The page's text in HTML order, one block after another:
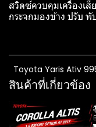
สวิตซ์ควบคุมเครื่องเสี
กระจกมองข้าง ปรับ
Toyota Yaris Ativ
สินค้าที่เกี่ยวข้อง